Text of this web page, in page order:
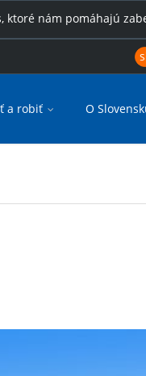
ktoré nám pomáhajú
a robiť O